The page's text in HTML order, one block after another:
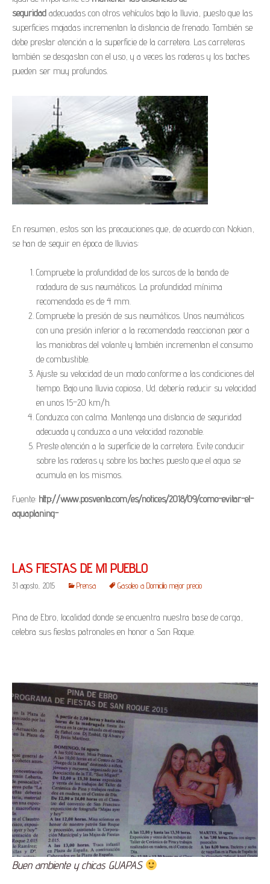
seguridad adecuadas con otros vehículos bajo la lluvia, puesto que las
superficies mojadas incrementan la distancia de frenado. También se
debe prestar atención a la superficie de la carretera. Las carreteras
también se desgastan con el uso, y a veces las roderas y los baches
pueden ser muy profundos.
En resumen, estos son las precauciones que, de acuerdo con Nokian,
se han de seguir en época de lluvias:
Compruebe la profundidad de los surcos de la banda de
rodadura de sus neumáticos. La profundidad mínima
recomendada es de 4 mm.
Compruebe la presión de sus neumáticos. Unos neumáticos
con una presión inferior a la recomendada reaccionan peor a
las maniobras del volante y también incrementan el consumo
de combustible.
Ajuste su velocidad de un modo conforme a las condiciones del
tiempo. Bajo una lluvia copiosa, Ud. debería reducir su velocidad
en unos 15–20 km/h.
Conduzca con calma. Mantenga una distancia de seguridad
adecuada y conduzca a una velocidad razonable.
Preste atención a la superficie de la carretera. Evite conducir
sobre las roderas y sobre los baches puesto que el agua se
acumula en los mismos.
Fuente: http://www.posventa.com/es/notices/2018/09/como-evitar-el-
aquaplaning-
LAS FIESTAS DE MI PUEBLO
31 agosto, 2015 Prensa Gasoleo a Domicilio mejor precio
Pina de Ebro, localidad donde se encuentra nuestra base de carga,
celebra sus fiestas patronales en honor a San Roque.
Buen ambiente y chicas GUAPAS